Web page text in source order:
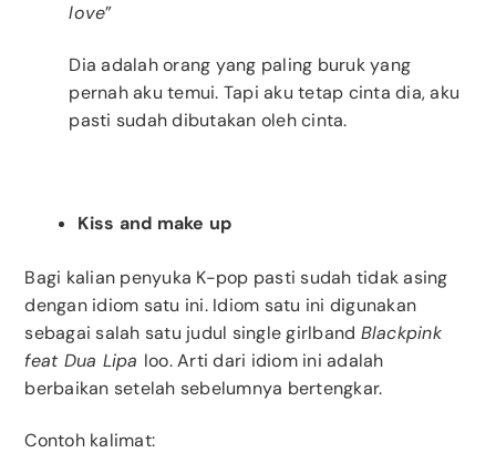
love”
Dia adalah orang yang paling buruk yang
pernah aku temui. Tapi aku tetap cinta dia, aku
pasti sudah dibutakan oleh cinta.
Kiss and make up
Bagi kalian penyuka K-pop pasti sudah tidak asing
dengan idiom satu ini. Idiom satu ini digunakan
sebagai salah satu judul single girlband Blackpink
feat Dua Lipa loo. Arti dari idiom ini adalah
berbaikan setelah sebelumnya bertengkar.
Contoh kalimat: